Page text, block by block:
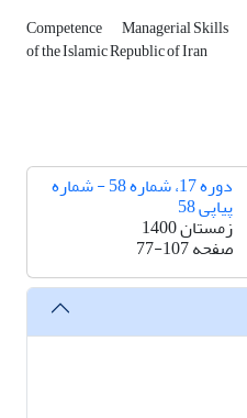
Competence Managerial Skills
of the Islamic Republic of Iran
دوره 17، شماره 58 - شماره
پیاپی 58
زمستان 1400
صفحه77-107